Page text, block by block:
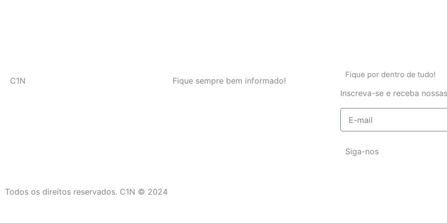
C1N Fique sempre bem informado!
Fique por dentro de tudo!
Inscreva-se e receba
mail
Siga-nos
Todos os direitos reservados. C1N © 2024